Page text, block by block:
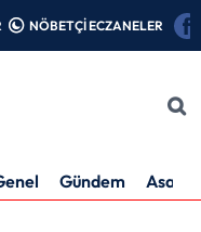
NÖBETÇİ ECZANELER
Gündem Asayiş